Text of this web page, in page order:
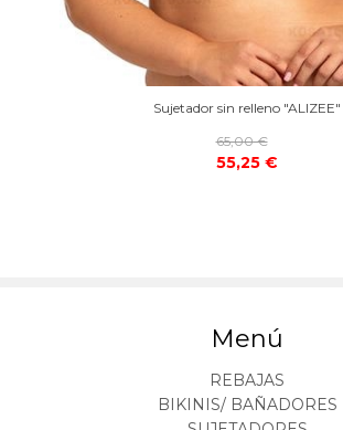
Sujetador sin relleno "ALIZEE"
65,00 €
55,25 €
Menú
REBAJAS
BIKINIS/ BAÑADORES